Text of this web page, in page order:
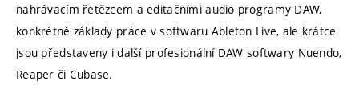
nahrávacím řetězcem a editačními audio programy DAW,
konkrétně základy práce v softwaru Ableton Live, ale krátce
jsou představeny i další profesionální DAW softwary Nuendo,
Reaper či Cubase.